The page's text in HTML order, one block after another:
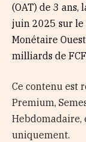
(OAT) de 3 ans,
juin 2025 sur le
Monétaire
milliards de
Ce contenu est
Premium,
Hebdomadaire,
uniquement.